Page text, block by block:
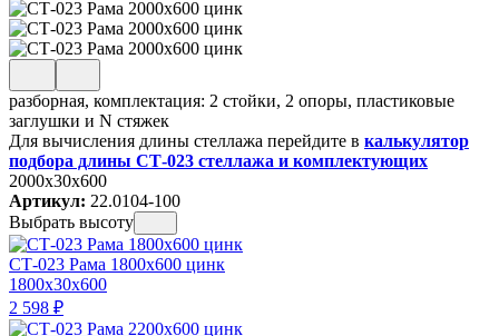
разборная, комплектация: 2 стойки, 2 опоры, пластиковые
заглушки и N стяжек
Для вычисления длины стеллажа перейдите в калькулятор
подбора длины СТ-023 стеллажа и комплектующих
2000x30x600
Артикул: 22.0104-100
Выбрать высоту
СТ-023 Рама 1800х600 цинк
1800x30x600
2 598 ₽